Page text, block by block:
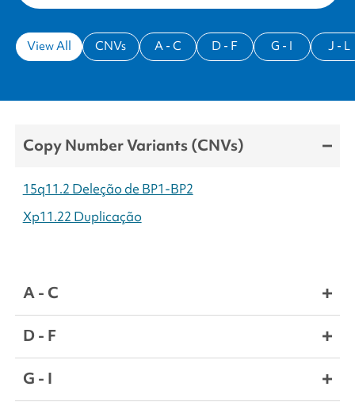
View All CNVs A - C D - F G - I J - L
Copy Number Variants (CNVs)
15q11.2 Deleção de BP1-BP2
Xp11.22 Duplicação
A - C
D - F
G - I